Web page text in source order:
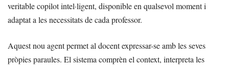
veritable copilot intel·ligent, disponible en qualsevol moment i
adaptat a les necessitats de cada professor.
Aquest nou agent permet al docent expressar-se amb les seves
pròpies paraules. El sistema comprèn el context, interpreta les